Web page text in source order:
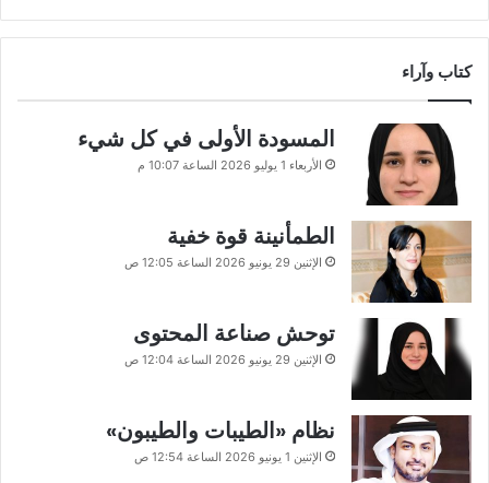
كتاب وآراء
المسودة الأولى في كل شيء
الأربعاء 1 يوليو 2026 الساعة 10:07 م
الطمأنينة قوة خفية
الإثنين 29 يونيو 2026 الساعة 12:05 ص
توحش صناعة المحتوى
الإثنين 29 يونيو 2026 الساعة 12:04 ص
نظام «الطيبات والطيبون»
الإثنين 1 يونيو 2026 الساعة 12:54 ص